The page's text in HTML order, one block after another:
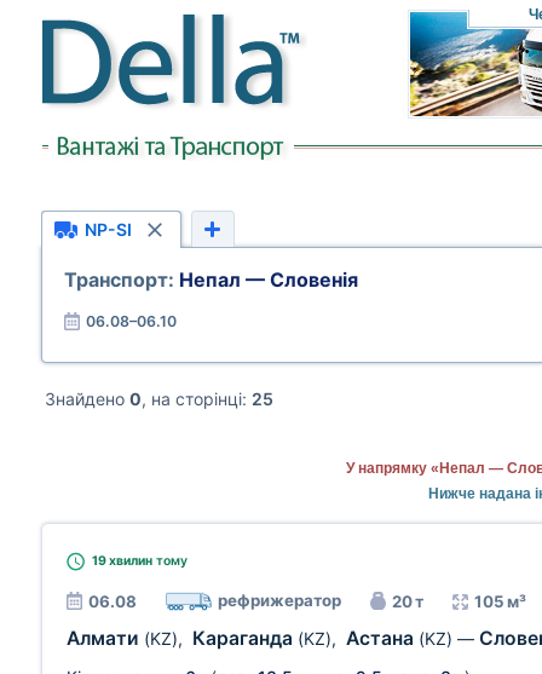
NP-SI
Транспорт: Непал — Словенія
06.08–06.10
Знайдено 0, на сторінці: 25
У напрямку «Непал —
Нижче надана
19 хвилин тому
06.08 рефрижератор 20 т 105 м³
Алмати (KZ), Караганда (KZ), Астана (KZ) —